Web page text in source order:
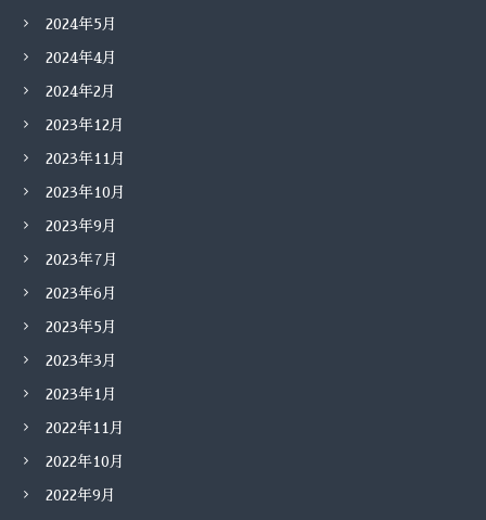
2024年5月
2024年4月
2024年2月
2023年12月
2023年11月
2023年10月
2023年9月
2023年7月
2023年6月
2023年5月
2023年3月
2023年1月
2022年11月
2022年10月
2022年9月